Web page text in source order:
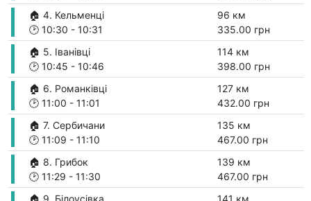
🏠 4. Кельменці
🕑10:30 - 10:31
96 км
335.00 грн
🏠 5. Іванівці
🕑10:45 - 10:46
114 км
398.00 грн
🏠 6. Романківці
🕑11:00 - 11:01
127 км
432.00 грн
🏠 7. Сербичани
🕑11:09 - 11:10
135 км
467.00 грн
🏠 8. Грибок
🕑11:29 - 11:30
139 км
467.00 грн
🏠 9. Білоусівка
141 км